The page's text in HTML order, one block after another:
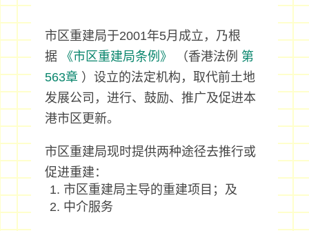
市区重建局于2001年5月成立，乃根
据
《市区重建局条例》 （香港法例 第
563章）设立的法定机构，取代前土地
发展公司，进行、鼓励、推广及促进本
港市区更新。
市区重建局现时提供两种途径去推行或
促进重建：
市区重建局主导的重建项目；及
中介服务